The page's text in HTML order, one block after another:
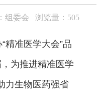
组委会 浏览量：505
精准医学大会”品
为推进精准医学
力生物医药强省